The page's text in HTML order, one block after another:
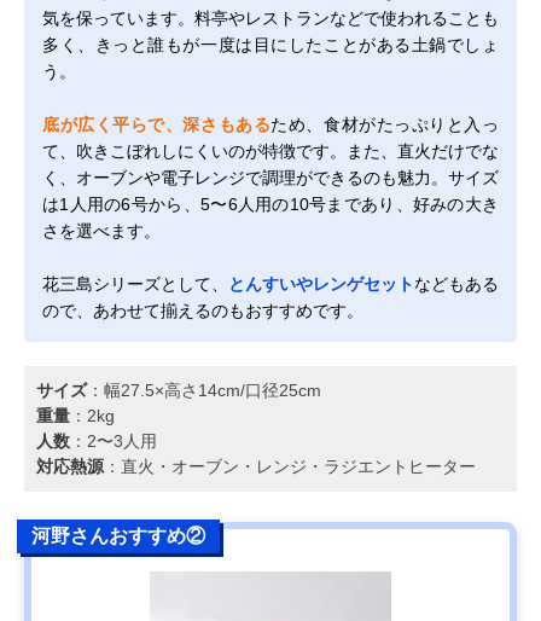
気を保っています。料亭やレストランなどで使われることも
多く、きっと誰もが一度は目にしたことがある土鍋でしょ
う。
底が広く平らで、深さもあるため、食材がたっぷりと入っ
て、吹きこぼれしにくいのが特徴です。また、直火だけでな
く、オーブンや電子レンジで調理ができるのも魅力。サイズ
は1人用の6号から、5〜6人用の10号まであり、好みの大き
さを選べます。
花三島シリーズとして、 とんすいやレンゲセットなどもある
ので、あわせて揃えるのもおすすめです。
サイズ：幅27.5×高さ14cm/口径25cm
重量 ：2kg
人数 ：2〜3人用
対応熱源 ：直火・オーブン・レンジ・ラジエントヒーター
河野さんおすすめ②